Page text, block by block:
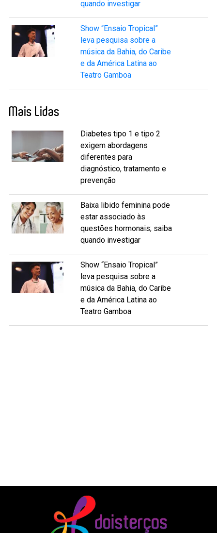
quando investigar
Show “Ensaio Tropical”
leva pesquisa sobre a
música da Bahia, do Caribe
e da América Latina ao
Teatro Gamboa
Mais Lidas
Diabetes tipo 1 e tipo 2
exigem abordagens
diferentes para
diagnóstico, tratamento e
prevenção
Baixa libido feminina pode
estar associado às
questões hormonais; saiba
quando investigar
Show “Ensaio Tropical”
leva pesquisa sobre a
música da Bahia, do Caribe
e da América Latina ao
Teatro Gamboa